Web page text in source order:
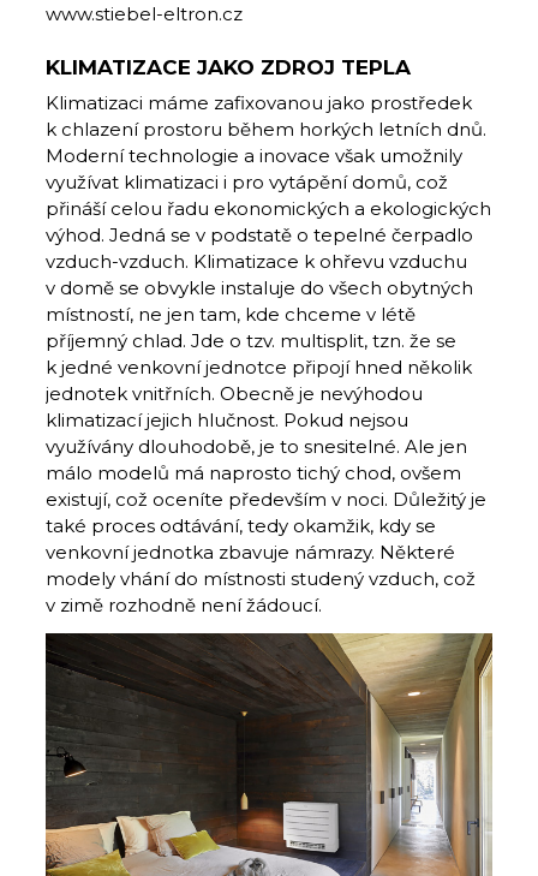
www.stiebel-eltron.cz
KLIMATIZACE JAKO ZDROJ TEPLA
Klimatizaci máme zafixovanou jako prostředek
k chlazení prostoru během horkých letních dnů.
Moderní technologie a inovace však umožnily
využívat klimatizaci i pro vytápění domů, což
přináší celou řadu ekonomických a ekologických
výhod. Jedná se v podstatě o tepelné čerpadlo
vzduch-vzduch. Klimatizace k ohřevu vzduchu
v domě se obvykle instaluje do všech obytných
místností, ne jen tam, kde chceme v létě
příjemný chlad. Jde o tzv. multisplit, tzn. že se
k jedné venkovní jednotce připojí hned několik
jednotek vnitřních. Obecně je nevýhodou
klimatizací jejich hlučnost. Pokud nejsou
využívány dlouhodobě, je to snesitelné. Ale jen
málo modelů má naprosto tichý chod, ovšem
existují, což oceníte především v noci. Důležitý je
také proces odtávání, tedy okamžik, kdy se
venkovní jednotka zbavuje námrazy. Některé
modely vhání do místnosti studený vzduch, což
v zimě rozhodně není žádoucí.